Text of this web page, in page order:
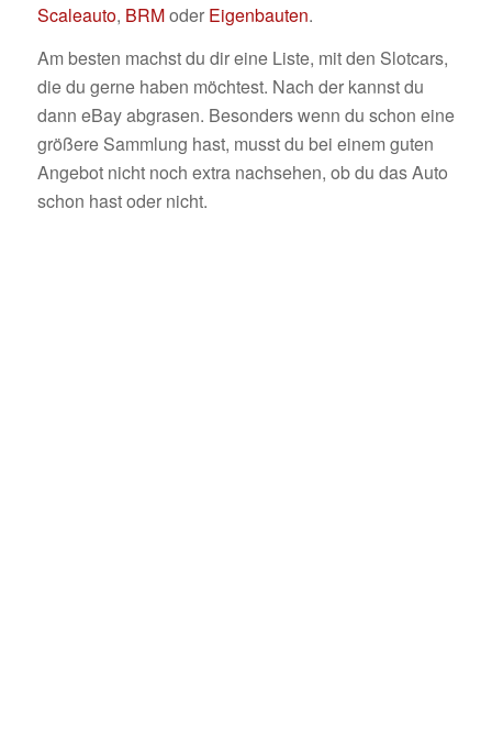
Scaleauto, BRModer Eigenbauten.
Am besten machst du dir eine Liste, mit den Slotcars,
die du gerne haben möchtest. Nach der kannst du
dann eBay abgrasen. Besonders wenn du schon eine
größere Sammlung hast, musst du bei einem guten
Angebot nicht noch extra nachsehen, ob du das Auto
schon hast oder nicht.